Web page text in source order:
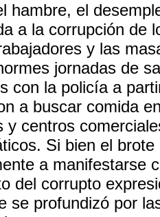
hambre, el
a la corrupción de
y las
jornadas de
con la policía a
a buscar comida
y centros
Si bien el brote
a manifestarse
del corrupto
se profundizó por